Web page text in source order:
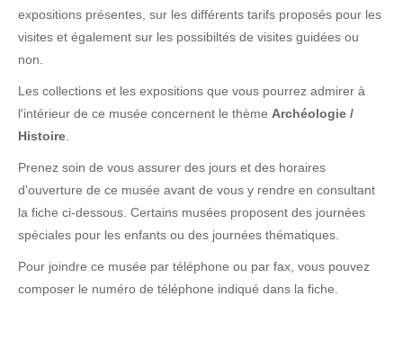
expositions présentes, sur les différents tarifs proposés pour les
visites et également sur les possibiltés de visites guidées ou
non.
Les collections et les expositions que vous pourrez admirer à
l'intérieur de ce musée concernent le thème Archéologie /
Histoire
Prenez soin de vous assurer des jours et des horaires
d'ouverture de ce musée avant de vous y rendre en consultant
la fiche ci-dessous. Certains musées proposent des journées
spéciales pour les enfants ou des journées thématiques.
Pour joindre ce musée par téléphone ou par fax, vous pouvez
composer le numéro de téléphone indiqué dans la fiche.